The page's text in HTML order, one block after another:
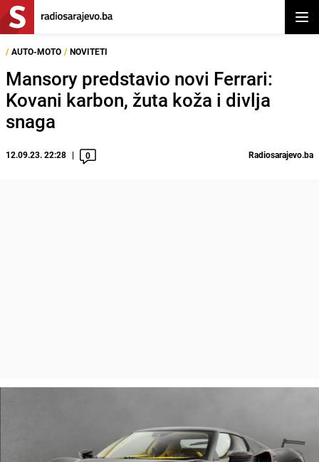
/ AUTO-MOTO / NOVITETI
Mansory predstavio novi Ferrari:
Kovani karbon, žuta koža i divlja
snaga
12.09.23. 22:28 0 Radiosarajevo.ba